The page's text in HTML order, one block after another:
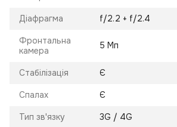
Діафрагма f/2.2 + f/2.4
Фронтальна
камера
5 Мп
Стабілізація Є
Спалах Є
Тип зв'язку 3G / 4G